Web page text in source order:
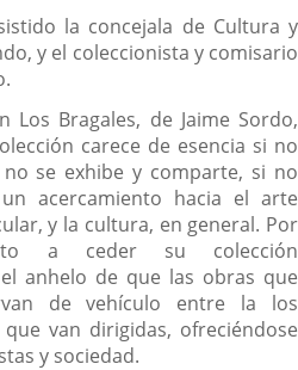
la concejala de Cultura y
y el coleccionista y comisario
Los Bragales, de Jaime Sordo,
carece de esencia si no
se exhibe y comparte, si no
acercamiento hacia el arte
y la cultura, en general. Por
a ceder su colección
anhelo de que las obras que
de vehículo entre la los
van dirigidas, ofreciéndose
y sociedad.